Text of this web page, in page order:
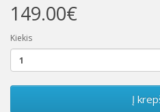
149.00€
Kiekis
Į